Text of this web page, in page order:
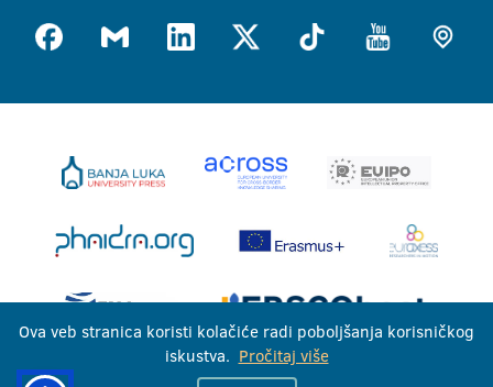
Ova veb stranica koristi kolačiće radi poboljšanja korisničkog
iskustva. Pročitaj više